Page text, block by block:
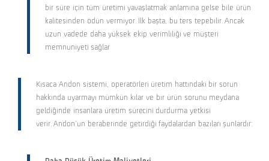
bir süre için tüm üretimi yavaşlatmak anlamına gelse bile ürün
kalitesinden ödün vermiyor. İlk başta, bu ters tepebilir. Ancak
uzun vadede daha yüksek ekip verimliliği ve müşteri
memnuniyeti sağlar
Kısaca Andon sistemi, operatörleri üretim hattındaki bir sorun
hakkında uyarmayı mümkün kılar ve bir ürün sorunu meydana
geldiğinde insanlara üretim sürecini durdurma yetkisi
verir. Andon'un beraberinde getirdiği faydalardan bazıları şunlardır: